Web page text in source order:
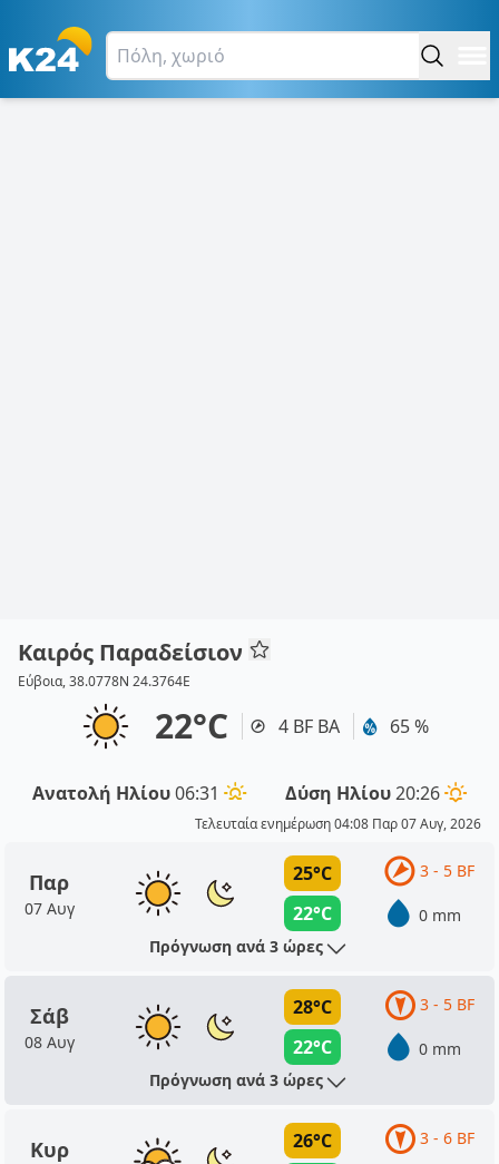
Καιρός Παραδείσιον
Εύβοια, 38.0778N 24.3764E
22°C 4 BF ΒΑ 65 %
Ανατολή Ηλίου06:31 Δύση Ηλίου20:26
Τελευταία ενημέρωση 04:08 Παρ 07 Αυγ, 2026
Παρ
07 Αυγ
25°C
22°C
3 - 5 BF
0 mm
Πρόγνωση ανά 3 ώρες
Σάβ
08 Αυγ
28°C
22°C
3 - 5 BF
0 mm
Πρόγνωση ανά 3 ώρες
Κυρ
26°C
3 - 6 BF